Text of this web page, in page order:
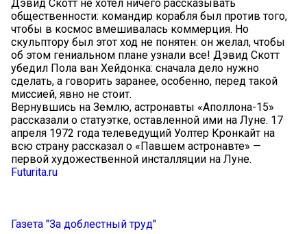
Дэвид Скотт не хотел ничего рассказывать
общественности: командир корабля был против того,
чтобы в космос вмешивалась коммерция. Но
скульптору был этот ход не понятен: он желал, чтобы
об этом гениальном плане узнали все! Дэвид Скотт
убедил Пола ван Хейдонка: сначала дело нужно
сделать, а говорить заранее, особенно, перед такой
миссией, явно не стоит.
Вернувшись на Землю, астронавты «Аполлона-15»
рассказали о статуэтке, оставленной ими на Луне. 17
апреля 1972 года телеведущий Уолтер Кронкайт на
всю страну рассказал о «Павшем астронавте» —
первой художественной инсталляции на Луне.
Futurita.ru
Газета "За доблестный труд"